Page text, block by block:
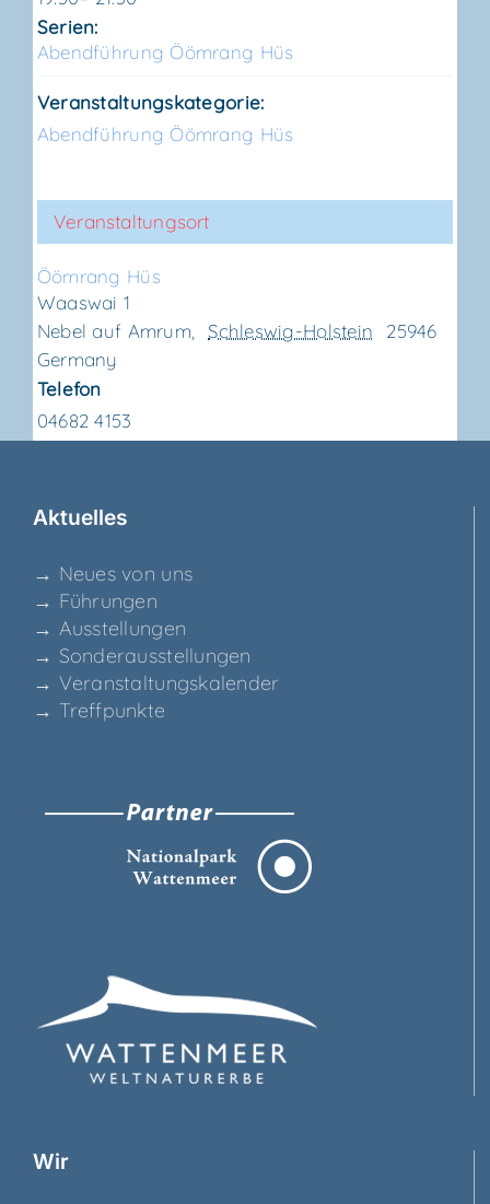
Serien:
Abend­füh­rung Ööm­rang Hüs
Veranstaltungskategorie:
Abendführung Öömrang Hüs
Veranstaltungsort
Ööm­rang Hüs
Waaswai 1
Nebel auf Amrum
Schleswig-Holstein
25946
Germany
Telefon
04682 4153
Aktu­el­les
→ Neu­es von uns
→ Füh­run­gen
→ Aus­stel­lun­gen
→ Son­der­aus­stel­lun­gen
→ Ver­an­stal­tungs­ka­len­der
→ Treff­punk­te
Wir